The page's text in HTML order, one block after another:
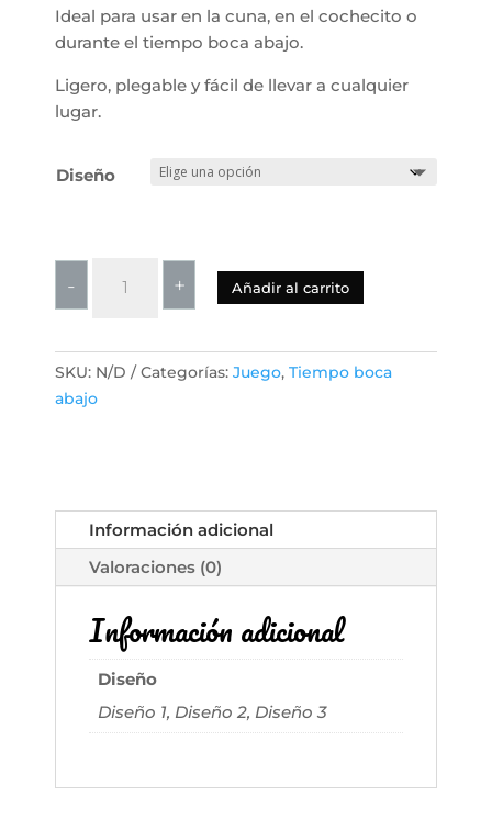
Ideal para usar en la cuna, en el cochecito o
durante el tiempo boca abajo.
Ligero, plegable y fácil de llevar a cualquier
lugar.
Diseño
-
para
Estimulación
Temprana
Librito
Extra
cantidad
+ Añadir al carrito
SKU: N/D Categorías: Juego, Tiempo boca
abajo
Información adicional
Valoraciones (0)
Información adicional
Diseño
Diseño 1, Diseño 2, Diseño 3